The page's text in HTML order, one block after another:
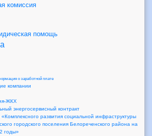
комиссия
помощь
о заработной плате
компании
ЖКХ
энергосервисный контракт
развития социальной инфраструктуры
городского поселения Белореченского района на
годы»